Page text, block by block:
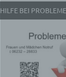
HILFE BEI